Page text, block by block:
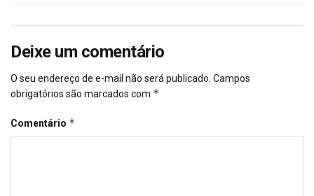
Deixe um comentário
O seu endereço de e-mail não será publicado. Campos
obrigatórios são marcados com *
Comentário *